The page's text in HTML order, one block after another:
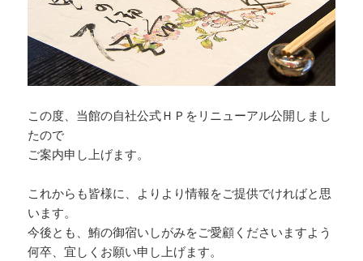
この度、当館の自社公式ＨＰをリニューアル公開しまし
たので
ご案内申し上げます。
これからも皆様に、よりより情報をご提供でければと思
います。
今後とも、鮪の御宿いしがみをご愛顧くださいますよう
何卒、宜しくお願い申し上げます。